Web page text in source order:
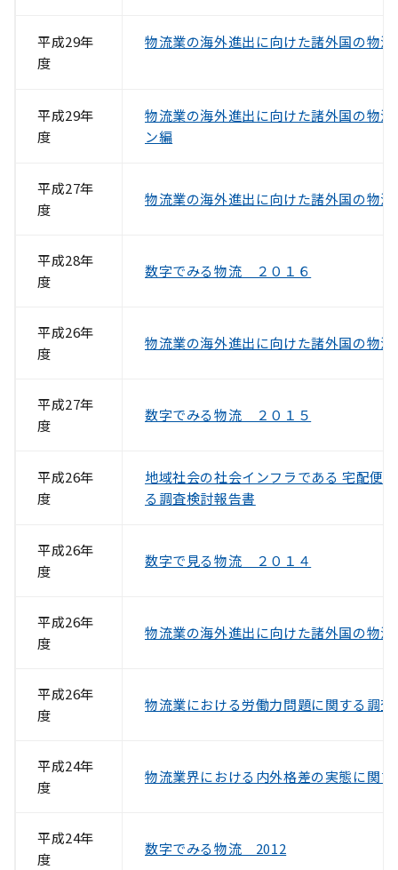
平成29年
度
物流業の海外進出に向けた諸外国の物
平成29年
度
物流業の海外進出に向けた諸外国の物
ン編
平成27年
度
物流業の海外進出に向けた諸外国の物
平成28年
度
数字でみる物流 ２０１６
平成26年
度
物流業の海外進出に向けた諸外国の物
平成27年
度
数字でみる物流 ２０１５
平成26年
度
地域社会の社会インフラである 宅配便
る調査検討報告書
平成26年
度
数字で見る物流 ２０１４
平成26年
度
物流業の海外進出に向けた諸外国の物
平成26年
度
物流業における労働力問題に関する調
平成24年
度
物流業界における内外格差の実態に関
平成24年
度
数字でみる物流 2012